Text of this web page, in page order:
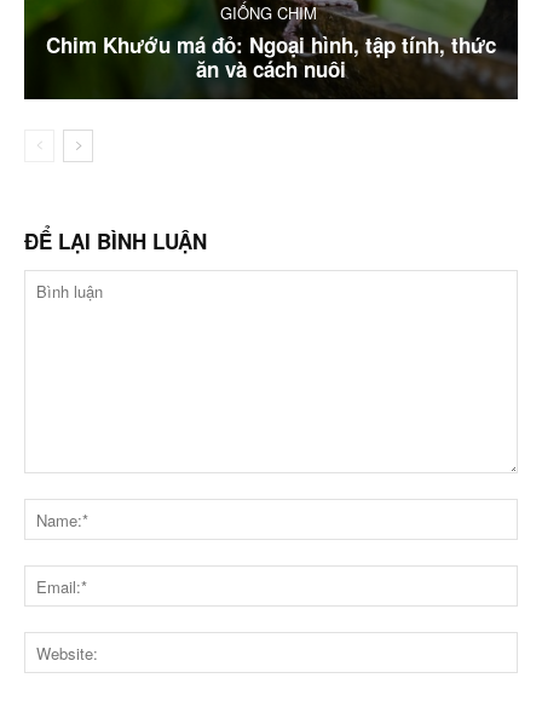
GIỐNG CHIM
Chim Khướu má đỏ: Ngoại hình, tập tính, thức
ăn và cách nuôi
ĐỂ LẠI BÌNH LUẬN
luận